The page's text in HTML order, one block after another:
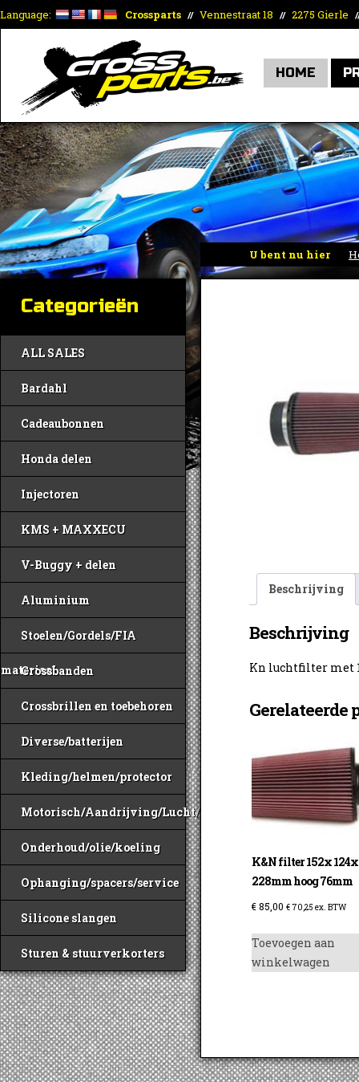
Language: Crossparts // Vennestraat 18 // 2275 Gierle
HOME
U bent nu hier
Categorieën
ALL SALES
Bardahl
Cadeaubonnen
Honda delen
Injectoren
KMS + MAXXECU
V-Buggy + delen
Aluminium
Stoelen/Gordels/FIA
materiaal
Crossbanden
Crossbrillen en toebehoren
Diverse/batterijen
Kleding/helmen/protector
Motorisch/Aandrijving/Lucht/Benzine
Onderhoud/olie/koeling
Ophanging/spacers/service
Silicone slangen
Sturen & stuurverkorters
Beschrijving
Beschrijving
Kn luchtfilter met
Gerelateerde
K&N filter 152x 124x
228mm hoog 76mm
€85,00 € 70,25 ex. BTW
Toevoegen aan
winkelwagen